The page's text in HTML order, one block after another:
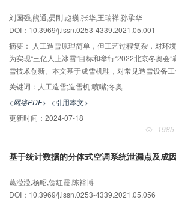
要任务。
刘国强,熊通,晏刚,赵巍,张华,王瑞祥,孙承华
DOI：10.3969/j.issn.0253-4339.2021.05.001
摘要：
人工造雪原理简单，但工艺过程复杂，对环
为实现“三亿人上冰雪”目标和举行“2022北京冬奥会
雪技术创新。本文基于成雪机理，对常见造雪设备
因素及技术发展历程等进行分析。晶核的形成是自然
特性与环境温度和水蒸气过饱和度有关。人工造雪
制造低温环境，催化晶核的生成，并以晶核为种子
花。湿球温度是人工造雪活动的触发依据，不同湿球
流传热不同，普遍以﹣2 ℃作为造雪阈值。人工造
造雪技术起步晚，未来须从“机理-技术-部件-整机-体
关键词： 人工造雪;造雪机;喷嘴;冬奥
<网络PDF> <引用本文>
更新时间： 2024-07-18
1985
基于统计数据的分体式空调系统泄漏点及成
葛滢滢,杨昭,贺红霞,陈裕博
DOI：10.3969/j.issn.0253-4339.2021.05.056